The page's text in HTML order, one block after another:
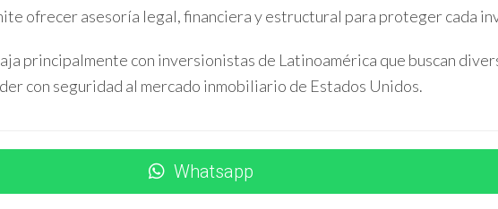
atrayendo turistas interesados en cultura. Su alta valoración por servicio
Gracias a una gestión profesional y excelente ubicación cerca del distrito
ofrecer asesoría legal, financiera y estructural para proteger cada
principalmente con inversionistas de Latinoamérica que buscan
con seguridad al mercado inmobiliario de Estados Unidos.
Whatsapp